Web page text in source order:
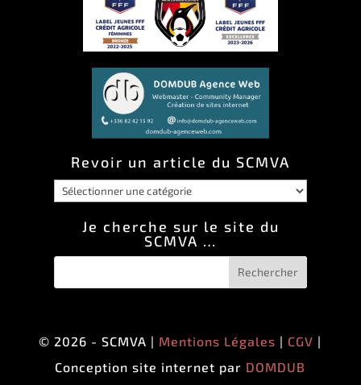
Revoir un article du SCMVA
Revoir
SCMVA
Je cherche sur le site du
SCMVA …
© 2026 - SCMVA | Mentions Légales | CGV |
Conception site internet par DOMDUB